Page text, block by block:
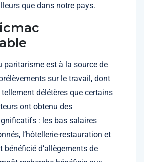
que dans notre pays.
paritarisme est à la source de
sur le travail, dont
délétères que certains
ont obtenu des
: les bas salaires
l’hôtellerie-restauration et
bénéficié d’allègements de